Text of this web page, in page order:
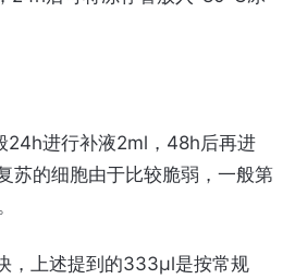
24h进行补液2ml，48h后再进
苏的细胞由于比较脆弱，一般第
，上述提到的333μl是按常规